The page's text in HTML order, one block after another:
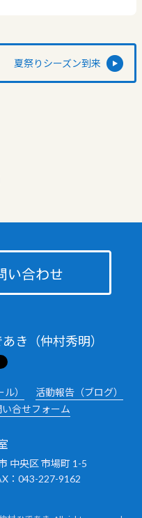
夏祭りシーズン到来
き（仲村秀明）
）
活動報告（ブログ）
い合せフォーム
中央区 市場町 1-5
：043-227-9162